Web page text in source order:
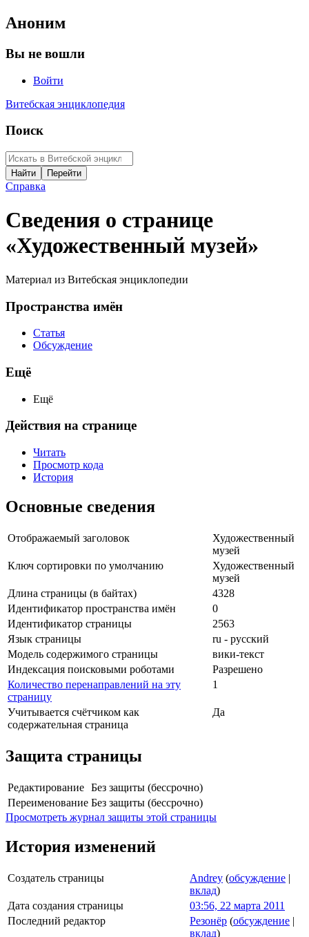
Аноним
Вы не вошли
Войти
Витебская энциклопедия
Поиск
Справка
Сведения о странице
«Художественный музей»
Материал из Витебская энциклопедии
Пространства имён
Статья
Обсуждение
Ещё
Ещё
Действия на странице
Читать
Просмотр кода
История
Основные сведения
Отображаемый заголовок
Художественный
музей
Ключ сортировки по умолчанию
Художественный
музей
Длина страницы (в байтах)
4328
Идентификатор пространства имён
0
Идентификатор страницы
2563
Язык страницы
ru - русский
Модель содержимого страницы
вики-текст
Индексация поисковыми роботами
Разрешено
Количество перенаправлений на эту
страницу
1
Учитывается счётчиком как
содержательная страница
Да
Защита страницы
Редактирование Без защиты (бессрочно)
Переименование Без защиты (бессрочно)
Просмотреть журнал защиты этой страницы
История изменений
Создатель страницы Andrey (обсуждение |
вклад)
Дата создания страницы
03:56, 22 марта 2011
Последний редактор
Резонёр (обсуждение |
вклад)